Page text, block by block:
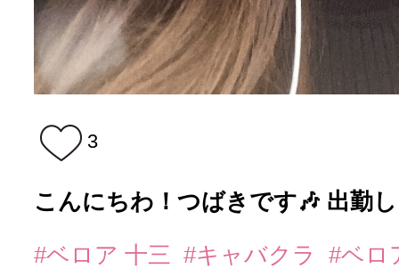
3
こんにちわ！つばきです🎶 出勤
#ベロア 十三 #キャバクラ
#ベロ